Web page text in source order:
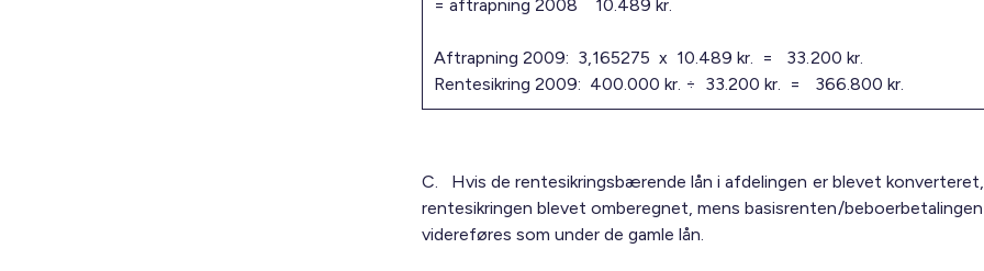
= aftrapning 2008 10.489 kr.
Aftrapning 2009: 3,165275 x 10.489 kr. = 33.200 kr.
Rentesikring 2009: 400.000 kr. ÷ 33.200 kr. = 366.800 kr.
C. Hvis de rentesikringsbærende lån i afdelingen er blevet
rentesikringen blevet omberegnet, mens basisrenten/beboerbetalingen
videreføres som under de gamle lån.